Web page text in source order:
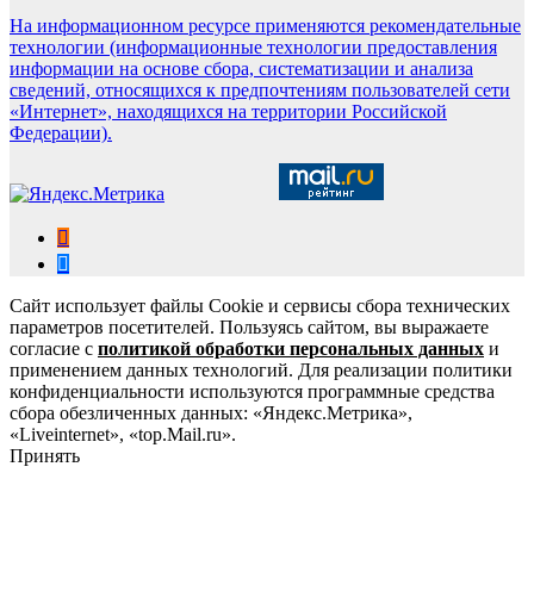
На информационном ресурсе применяются рекомендательные
технологии (информационные технологии предоставления
информации на основе сбора, систематизации и анализа
сведений, относящихся к предпочтениям пользователей сети
«Интернет», находящихся на территории Российской
Федерации).
Сайт использует файлы Cookie и сервисы сбора технических
параметров посетителей. Пользуясь сайтом, вы выражаете
согласие с политикой обработки персональных данных и
применением данных технологий. Для реализации политики
конфиденциальности используются программные средства
сбора обезличенных данных: «Яндекс.Метрика»,
«Liveinternet», «top.Mail.ru».
Принять